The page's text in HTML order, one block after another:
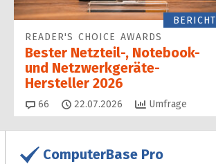
BERICHT
READER'S CHOICE AWARDS
Bester Netzteil-, Notebook-
und Netzwerkgeräte-
Hersteller 2026
66 Kommentare
22.07.2026 Umfrage
ComputerBase Pro